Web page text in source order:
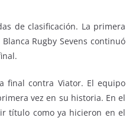
de clasificación. La primera
Rugby Sevens continuó
final contra Viator. El equipo
vez en su historia. En el
título como ya hicieron en el